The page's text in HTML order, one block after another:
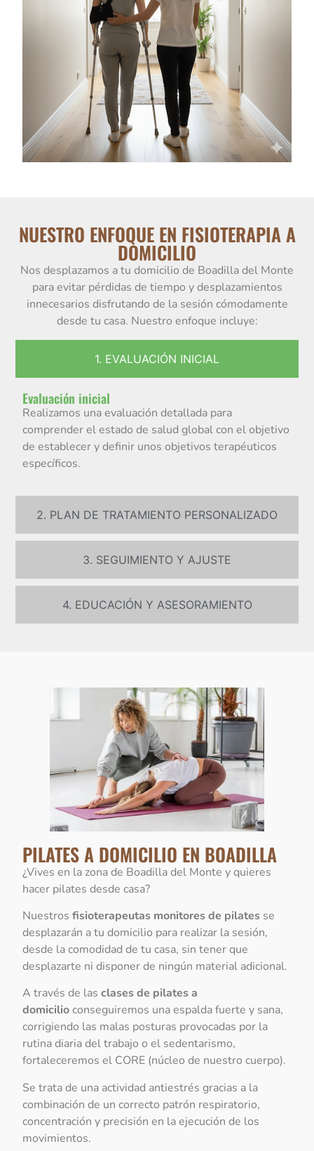
NUESTRO ENFOQUE EN FISIOTERAPIA A
DOMICILIO
Nos desplazamos a tu domicilio de Boadilla del Monte
para evitar pérdidas de tiempo y desplazamientos
innecesarios disfrutando de la sesión cómodamente
desde tu casa. Nuestro enfoque incluye:
1. EVALUACIÓN INICIAL
2. PLAN DE TRATAMIENTO PERSONALIZADO
3. SEGUIMIENTO Y AJUSTE
4. EDUCACIÓN Y ASESORAMIENTO
Evaluación inicial
Realizamos una evaluación detallada para
comprender el estado de salud global con el objetivo
de establecer y definir unos objetivos terapéuticos
específicos.
PILATES A DOMICILIO EN BOADILLA
¿Vives en la zona de Boadilla del Monte y quieres
hacer pilates desde casa?
Nuestrosfisioterapeutas monitores de pilates se
desplazarán a tu domicilio para realizar la sesión,
desde la comodidad de tu casa, sin tener que
desplazarte ni disponer de ningún material adicional.
A través de lasclases de pilates a
domicilioconseguiremos una espalda fuerte y sana,
corrigiendo las malas posturas provocadas por la
rutina diaria del trabajo o el sedentarismo,
fortaleceremos el CORE (núcleo de nuestro cuerpo).
Se trata de una actividad antiestrés gracias a la
combinación de un correcto patrón respiratorio,
concentración y precisión en la ejecución de los
movimientos.